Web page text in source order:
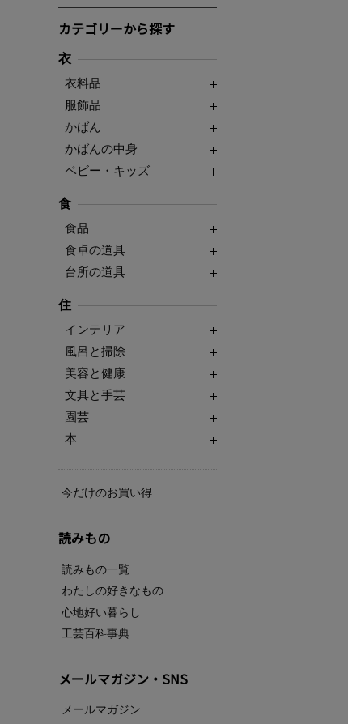
カテゴリーから探す
衣
衣料品
服飾品
かばん
かばんの中身
ベビー・キッズ
食
食品
食卓の道具
台所の道具
住
インテリア
風呂と掃除
美容と健康
文具と手芸
園芸
本
今だけのお買い得
読みもの
読みもの一覧
わたしの好きなもの
心地好い暮らし
工芸百科事典
メールマガジン・SNS
メールマガジン